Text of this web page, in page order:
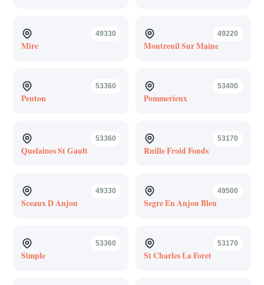
49330
Mire
49220
Montreuil Sur Maine
53360
Peuton
53400
Pommerieux
53360
Quelaines St Gault
53170
Ruille Froid Fonds
49330
Sceaux D Anjou
49500
Segre En Anjou Bleu
53360
Simple
53170
St Charles La Foret